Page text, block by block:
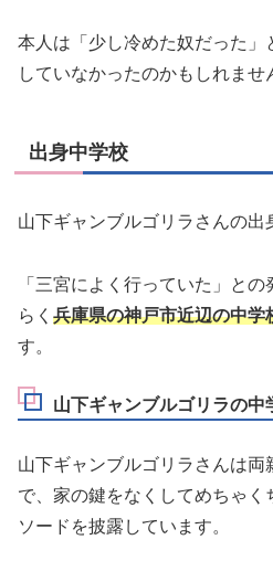
本人は「少し冷めた奴だった」
していなかったのかもしれませ
出身中学校
山下ギャンブルゴリラさんの出
「三宮によく行っていた」と
らく 兵庫県の神戸市近辺の中学
す。
山下ギャンブルゴリラの中
山下ギャンブルゴリラさんは両
で、家の鍵をなくしてめちゃ
ソードを披露しています。